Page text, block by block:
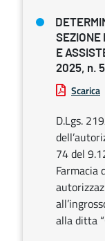
SEZIONE
E
2025, n.
Scarica
D.Lgs.
74 del
Farmacia
alla ditta